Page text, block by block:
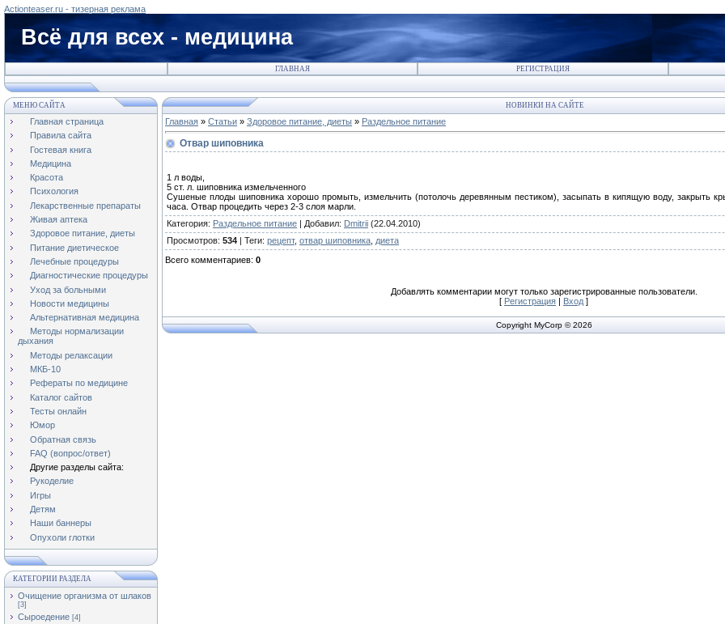
Actionteaser.ru - тизерная реклама
Всё для всех - медицина
ГЛАВНАЯ РЕГИСТРАЦИЯ
МЕНЮ САЙТА
Главная страница
Правила сайта
Гостевая книга
Медицина
Красота
Психология
Лекарственные препараты
Живая аптека
Здоровое питание, диеты
Питание диетическое
Лечебные процедуры
Диагностические процедуры
Уход за больными
Новости медицины
Альтернативная медицина
Методы нормализации
дыхания
Методы релаксации
МКБ-10
Рефераты по медицине
Каталог сайтов
Тесты онлайн
Юмор
Обратная связь
FAQ (вопрос/ответ)
Другие разделы сайта:
Рукоделие
Игры
Детям
Наши баннеры
Опухоли глотки
КАТЕГОРИИ РАЗДЕЛА
Очищение организма от шлаков
[3]
Сыроедение [4]
НОВИНКИ НА САЙТЕ
Главная » Статьи » Здоровое питание, диеты » Раздельное питание
Отвар шиповника
1 л воды,
5 ст. л. шиповника измельченного
Сушеные плоды шиповника хорошо промыть, измельчить (потолочь деревянным пестиком), засыпать в кипящую воду, закрыть
часа. Отвар процедить через 2-3 слоя марли.
Категория: Раздельное питание | Добавил: Dmitrii (22.04.2010)
Просмотров: 534 | Теги: рецепт, отвар шиповника диета
Всего комментариев: 0
Добавлять комментарии могут только зарегистрированные пользователи.
[ Регистрация | Вход ]
Copyright MyCorp © 2026